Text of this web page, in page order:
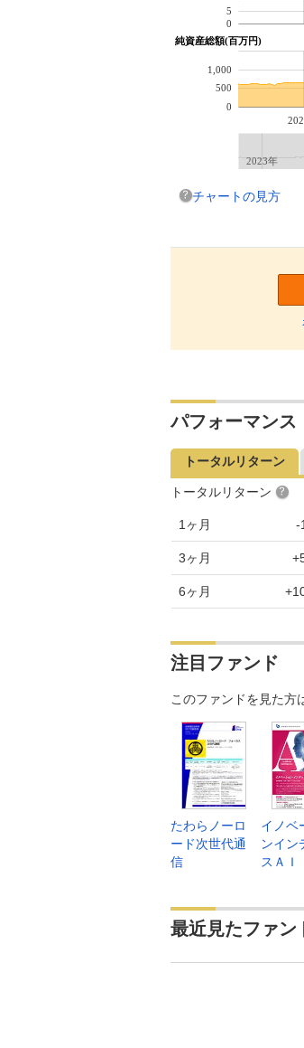
0
5
純資産総額(百万円)
0
500
1,000
2023年
チャートの見方
パフォーマンス
トータルリターン
トータルリターン
1ヶ月 -
3ヶ月
6ヶ月
注目ファンド
このファンドを見た方
たわらノーロ
ード次世代通
信
イノベ
ンイン
スＡＩ
最近見たファン